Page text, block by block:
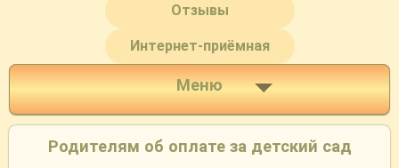
Отзывы
Интернет-приёмная
Меню
Родителям об оплате за детский сад